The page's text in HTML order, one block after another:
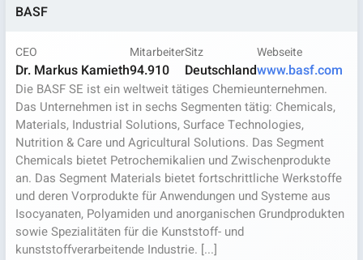
BASF
CEO
Dr. Markus Kamieth
Mitarbeiter
94.910
Sitz
Deutschland
Webseite
www.basf.com
Die BASF SE ist ein weltweit tätiges Chemieunternehmen.
Das Unternehmen ist in sechs Segmenten tätig: Chemicals,
Materials, Industrial Solutions, Surface Technologies,
Nutrition & Care und Agricultural Solutions. Das Segment
Chemicals bietet Petrochemikalien und Zwischenprodukte
an. Das Segment Materials bietet fortschrittliche Werkstoffe
und deren Vorprodukte für Anwendungen und Systeme aus
Isocyanaten, Polyamiden und anorganischen Grundprodukten
sowie Spezialitäten für die Kunststoff- und
kunststoffverarbeitende Industrie. [...]